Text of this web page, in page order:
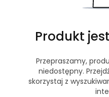
Produkt
Przepraszamy,
niedostępny.
skorzystaj z